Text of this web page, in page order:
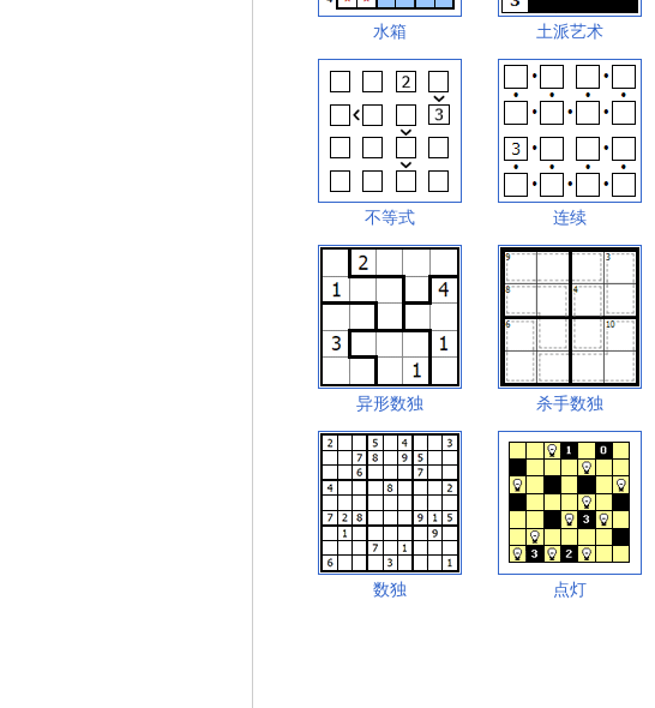
水箱 土派艺术
不等式 连续
异形数独 杀手数独
数独 点灯